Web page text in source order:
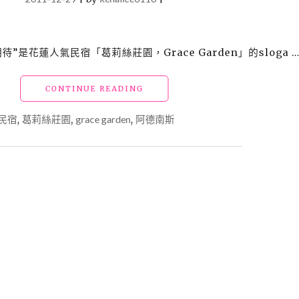
待”是花蓮人氣民宿「葛莉絲莊園，Grace Garden」的sloga …
CONTINUE READING
蓮
壽
豐
宿, 葛莉絲莊園, grace garden, 阿德南斯